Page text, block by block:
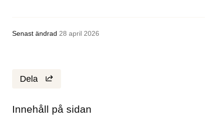
Senast ändrad 28 april 2026
Dela
Innehåll på sidan